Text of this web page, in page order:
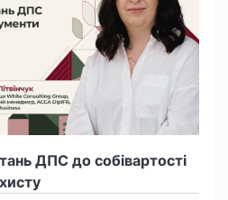
ДПС до собівартості